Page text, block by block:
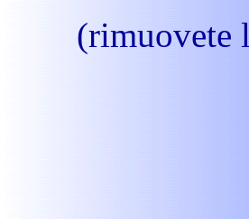
(rimuovete